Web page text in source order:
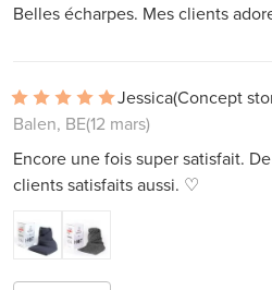
Belles écharpes. Mes clients
Jessica(Concept
Balen, BE(12 mars)
Encore une fois super satisfait.
clients satisfaits aussi. ♡